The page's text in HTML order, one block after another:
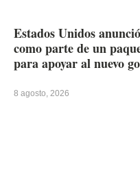
Estados Unidos
como parte de un
para apoyar al nuevo
8 agosto, 2026